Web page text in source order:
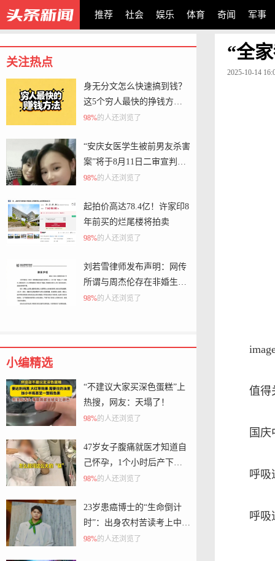
推荐 社会 娱乐 体育 奇闻 军事
关注热点
身无分文怎么快速搞到钱？
这5个穷人最快的挣钱方法
都能让你过上好日子
98%的人还浏览了
“安庆女医学生被前男友杀害
案”将于8月11日二审宣判，
此前一审凶手被判死刑
98%的人还浏览了
起拍价高达78.4亿！许家印8
年前买的烂尾楼将拍卖
98%的人还浏览了
刘若雪律师发布声明：网传
所谓与周杰伦存在非婚生子
等言论为不实信息，要求立
98%的人还浏览了
小编精选
“不建议大家买深色蛋糕”上
热搜，网友：天塌了！
98%的人还浏览了
47岁女子腹痛就医才知道自
己怀孕，1个小时后产下一
名女婴，26岁女儿：很震惊
98%的人还浏览了
23岁患癌博士的“生命倒计
时”：出身农村苦读考上中山
大学
98%的人还浏览了
“全
2025-10-14
值得
国
呼吸
呼吸